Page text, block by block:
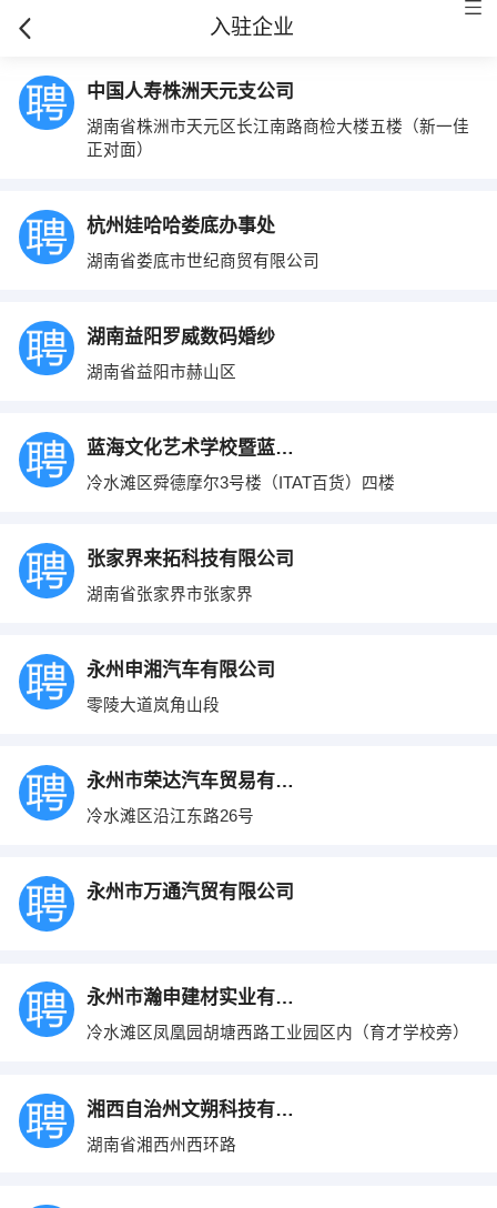
入驻企业
中国人寿株洲天元支公司
湖南省株洲市天元区长江南路商检大楼五楼（新一佳
正对面）
杭州娃哈哈娄底办事处
湖南省娄底市世纪商贸有限公司
湖南益阳罗威数码婚纱
湖南省益阳市赫山区
蓝海文化艺术学校暨蓝海健身会所
冷水滩区舜德摩尔3号楼（ITAT百货）四楼
张家界来拓科技有限公司
湖南省张家界市张家界
永州申湘汽车有限公司
零陵大道岚角山段
永州市荣达汽车贸易有限公司
冷水滩区沿江东路26号
永州市万通汽贸有限公司
永州市瀚申建材实业有限公司
冷水滩区凤凰园胡塘西路工业园区内（育才学校旁）
湘西自治州文朔科技有限公司
湖南省湘西州西环路